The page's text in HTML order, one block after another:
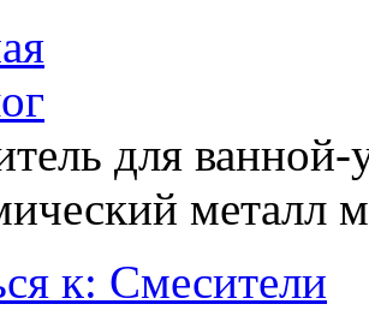
для
металл
к: Смесители